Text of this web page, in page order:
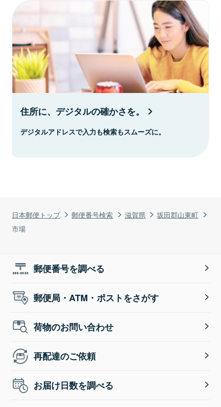
日本郵便トップ 郵便番号検索 滋賀県
坂田郡山東町
市場
住所に、デジタルの確かさを。
デジタルアドレスで入力も検索もスムーズに。
郵便番号を調べる
郵便局・ATM・ポストをさがす
荷物のお問い合わせ
再配達のご依頼
お届け日数を調べる